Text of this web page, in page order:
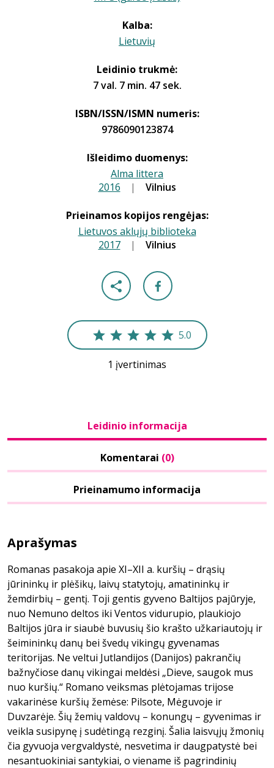
Kalba:
Lietuvių
Leidinio trukmė:
7 val. 7 min. 47 sek.
ISBN/ISSN/ISMN numeris:
9786090123874
Išleidimo duomenys:
Alma littera
2016 | Vilnius
Prieinamos kopijos rengėjas:
Lietuvos aklųjų biblioteka
2017 | Vilnius
5.0
1 įvertinimas
Leidinio informacija
Komentarai (0)
Prieinamumo informacija
Aprašymas
Romanas pasakoja apie XI–XII a. kuršių – drąsių
jūrininkų ir plėšikų, laivų statytojų, amatininkų ir
žemdirbių – gentį. Toji gentis gyveno Baltijos pajūryje,
nuo Nemuno deltos iki Ventos vidurupio, plaukiojo
Baltijos jūra ir siaubė buvusių šio krašto užkariautojų ir
šeimininkų danų bei švedų vikingų gyvenamas
teritorijas. Ne veltui Jutlandijos (Danijos) pakrančių
bažnyčiose danų vikingai meldėsi „Dieve, saugok mus
nuo kuršių.“ Romano veiksmas plėtojamas trijose
vakarinėse kuršių žemėse: Pilsote, Mėguvoje ir
Duvzarėje. Šių žemių valdovų – konungų – gyvenimas ir
veikla susipynę į sudėtingą rezginį. Šalia laisvųjų žmonių
čia gyvuoja vergvaldystė, nesvetima ir daugpatystė bei
nesantuokiniai santykiai, o viename iš pagrindinių